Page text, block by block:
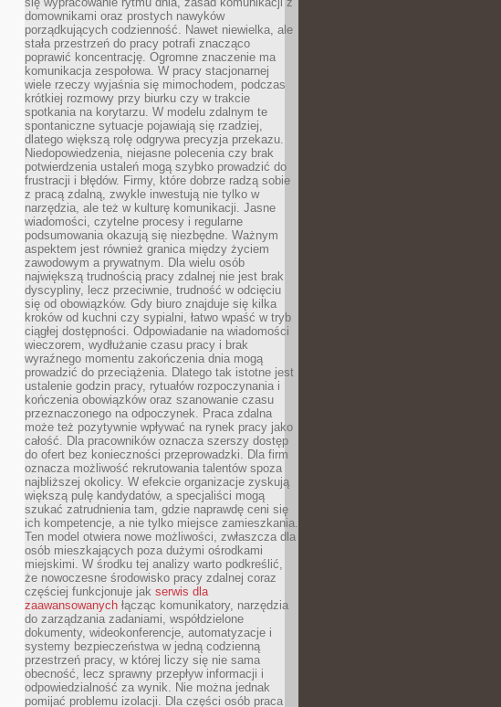
domownikami oraz prostych nawyków
porządkujących codzienność. Nawet niewielka, ale
stała przestrzeń do pracy potrafi znacząco
poprawić koncentrację. Ogromne znaczenie ma
komunikacja zespołowa. W pracy stacjonarnej
wiele rzeczy wyjaśnia się mimochodem, podczas
krótkiej rozmowy przy biurku czy w trakcie
spotkania na korytarzu. W modelu zdalnym te
spontaniczne sytuacje pojawiają się rzadziej,
dlatego większą rolę odgrywa precyzja przekazu.
Niedopowiedzenia, niejasne polecenia czy brak
potwierdzenia ustaleń mogą szybko prowadzić do
frustracji i błędów. Firmy, które dobrze radzą sobie
z pracą zdalną, zwykle inwestują nie tylko w
narzędzia, ale też w kulturę komunikacji. Jasne
wiadomości, czytelne procesy i regularne
podsumowania okazują się niezbędne. Ważnym
aspektem jest również granica między życiem
zawodowym a prywatnym. Dla wielu osób
największą trudnością pracy zdalnej nie jest brak
dyscypliny, lecz przeciwnie, trudność w odcięciu
się od obowiązków. Gdy biuro znajduje się kilka
kroków od kuchni czy sypialni, łatwo wpaść w tryb
ciągłej dostępności. Odpowiadanie na wiadomości
wieczorem, wydłużanie czasu pracy i brak
wyraźnego momentu zakończenia dnia mogą
prowadzić do przeciążenia. Dlatego tak istotne jest
ustalenie godzin pracy, rytuałów rozpoczynania i
kończenia obowiązków oraz szanowanie czasu
przeznaczonego na odpoczynek. Praca zdalna
może też pozytywnie wpływać na rynek pracy jako
całość. Dla pracowników oznacza szerszy dostęp
do ofert bez konieczności przeprowadzki. Dla firm
oznacza możliwość rekrutowania talentów spoza
najbliższej okolicy. W efekcie organizacje zyskują
większą pulę kandydatów, a specjaliści mogą
szukać zatrudnienia tam, gdzie naprawdę ceni się
ich kompetencje, a nie tylko miejsce zamieszkania.
Ten model otwiera nowe możliwości, zwłaszcza dla
osób mieszkających poza dużymi ośrodkami
miejskimi. W środku tej analizy warto podkreślić,
że nowoczesne środowisko pracy zdalnej coraz
częściej funkcjonuje jak serwis dla
zaawansowanych łącząc komunikatory, narzędzia
do zarządzania zadaniami, współdzielone
dokumenty, wideokonferencje, automatyzacje i
systemy bezpieczeństwa w jedną codzienną
przestrzeń pracy, w której liczy się nie sama
obecność, lecz sprawny przepływ informacji i
odpowiedzialność za wynik. Nie można jednak
pomijać problemu izolacji. Dla części osób praca